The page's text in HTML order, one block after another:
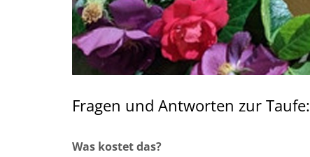
Fragen und Antworten zur Taufe:
Was kostet das?